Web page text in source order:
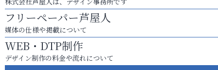
フリーペーパー芦屋人
媒体の仕様や掲載について
WEB・DTP制作
デザイン制作の料金や流れについて